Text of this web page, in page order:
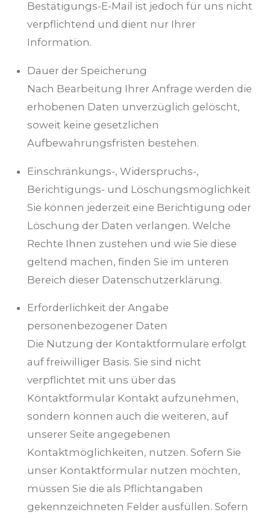
Bestätigungs-E-Mail ist jedoch für uns nicht
verpflichtend und dient nur Ihrer
Information.
Dauer der Speicherung
Nach Bearbeitung Ihrer Anfrage werden die
erhobenen Daten unverzüglich gelöscht,
soweit keine gesetzlichen
Aufbewahrungsfristen bestehen.
Einschränkungs-, Widerspruchs-,
Berichtigungs- und Löschungsmöglichkeit
Sie können jederzeit eine Berichtigung oder
Löschung der Daten verlangen. Welche
Rechte Ihnen zustehen und wie Sie diese
geltend machen, finden Sie im unteren
Bereich dieser Datenschutzerklärung.
Erforderlichkeit der Angabe
personenbezogener Daten
Die Nutzung der Kontaktformulare erfolgt
auf freiwilliger Basis. Sie sind nicht
verpflichtet mit uns über das
Kontaktformular Kontakt aufzunehmen,
sondern können auch die weiteren, auf
unserer Seite angegebenen
Kontaktmöglichkeiten, nutzen. Sofern Sie
unser Kontaktformular nutzen möchten,
müssen Sie die als Pflichtangaben
gekennzeichneten Felder ausfüllen. Sofern